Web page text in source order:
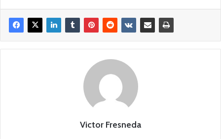
Victor Fresneda